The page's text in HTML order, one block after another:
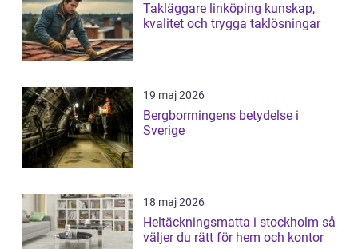
Takläggare linköping kunskap,
kvalitet och trygga taklösningar
19 maj 2026
Bergborrningens betydelse i
Sverige
18 maj 2026
Heltäckningsmatta i stockholm så
väljer du rätt för hem och kontor